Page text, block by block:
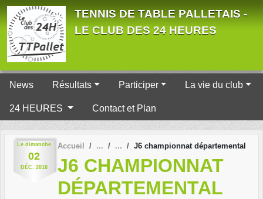
TENNIS DE TABLE PALLETAIS -
LE CLUB DES 24 HEURES
News Résultats Participer La vie du club
24 HEURES Contact et Plan
Le dimanche
02
DÉC. 2018
Accueil J6 championnat départemental
J6 CHAMPIONNAT
DÉPARTEMENTAL
Panneau de gestion des cookies